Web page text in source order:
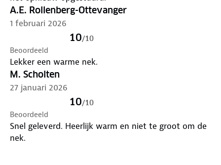
A.E. Rollenberg-Ottevanger
1 februari 2026
10/10
Beoordeeld
Lekker een warme nek.
M. Scholten
27 januari 2026
10/10
Beoordeeld
Snel geleverd. Heerlijk warm en niet te groot om de
nek.